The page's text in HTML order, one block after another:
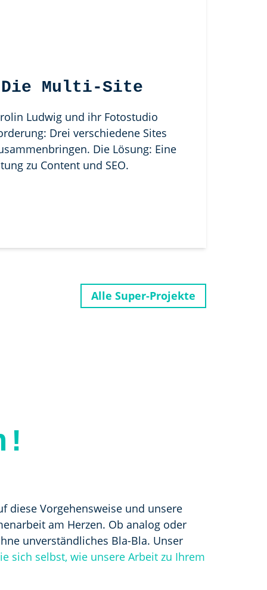
Die Multi-Site
Ludwig und ihr Fotostudio
Drei verschiedene Sites
Die Lösung: Eine
zu Content und SEO.
Alle Super-Projekte
diese Vorgehensweise und unsere
am Herzen. Ob analog oder
unverständliches Bla-Bla. Unser
sich selbst, wie unsere Arbeit zu Ihrem